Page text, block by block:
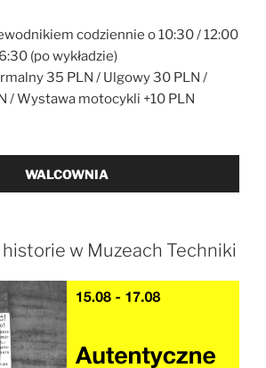
codziennie o 10:30 / 12:00
(po wykładzie)
35 PLN / Ulgowy 30 PLN /
/ Wystawa motocykli +10 PLN
WALCOWNIA
w Muzeach Techniki